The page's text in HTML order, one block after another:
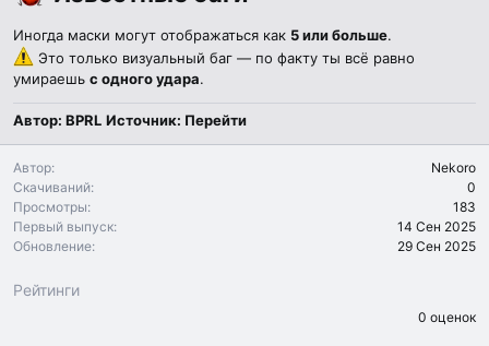
Иногда маски могут отображаться как 5 или больше.
Это только визуальный баг — по факту ты всё равно
умираешь с одного удара.
Автор: BPRL Источник: Перейти
Автор
Nekoro
Скачиваний
0
Просмотры
183
Первый выпуск
14 Сен 2025
Обновление
29 Сен 2025
Рейтинги
0 оценок